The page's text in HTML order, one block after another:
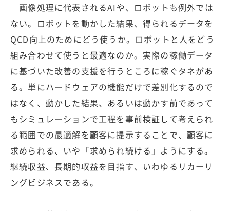
画像処理に代表されるAIや、ロボットも例外では
ない。ロボットを動かした結果、得られるデータを
QCD向上のためにどう使うか。ロボットと人をどう
組み合わせて使うと最適なのか。実際の稼働データ
に基づいた改善の支援を行うところに稼ぐタネがあ
る。単にハードウェアの機能だけで差別化するので
はなく、動かした結果、あるいは動かす前であって
もシミュレーションで工程を事前検証して考えられ
る範囲での最適解を顧客に提示することで、顧客に
求められる、いや「求められ続ける」ようにする。
継続収益、長期的収益を目指す、いわゆるリカーリ
ングビジネスである。